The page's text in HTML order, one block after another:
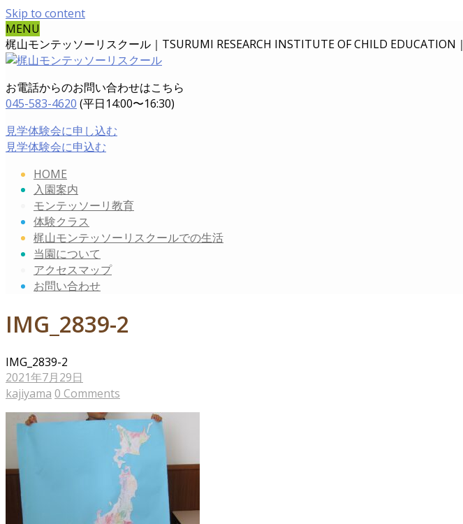
Skip to content
MENU
梶山モンテッソーリスクール｜TSURUMI RESEARCH INSTITUTE OF CHILD EDUCATION｜
お電話からのお問い合わせはこちら
045-583-4620 (平日14:00〜16:30)
見学体験会に申し込む
見学体験会に申込む
HOME
入園案内
モンテッソーリ教育
体験クラス
梶山モンテッソーリスクールでの生活
当園について
アクセスマップ
お問い合わせ
IMG_2839-2
IMG_2839-2
2021年7月29日
kajiyama 0 Comments